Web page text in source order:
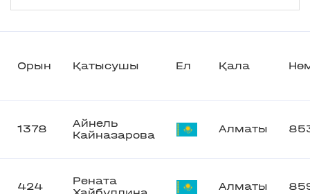
Орын Қатысушы Ел Қала
1378
Айнель
Кайназарова
Алматы
424
Рената
Алматы